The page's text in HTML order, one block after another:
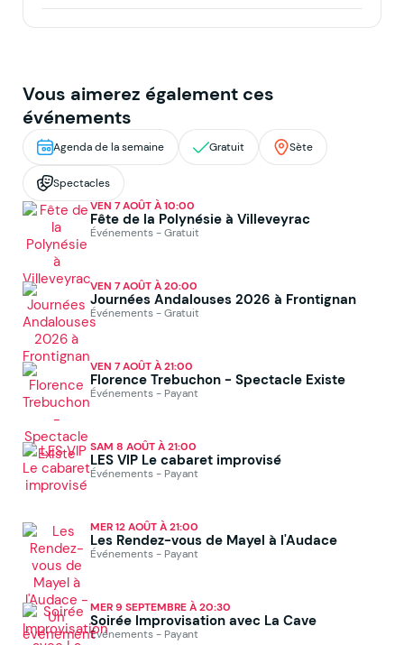
Vous aimerez également ces
événements
Agenda de la semaine Gratuit Sète
Spectacles
VEN 7 AOÛT À 10:00
Fête de la Polynésie à Villeveyrac
Événements - Gratuit
VEN 7 AOÛT À 20:00
Journées Andalouses 2026 à Frontignan
Événements - Gratuit
VEN 7 AOÛT À 21:00
Florence Trebuchon - Spectacle Existe
Événements - Payant
SAM 8 AOÛT À 21:00
LES VIP Le cabaret improvisé
Événements - Payant
MER 12 AOÛT À 21:00
Les Rendez-vous de Mayel à l'Audace
Événements - Payant
MER 9 SEPTEMBRE À 20:30
Soirée Improvisation avec La Cave
Événements - Payant